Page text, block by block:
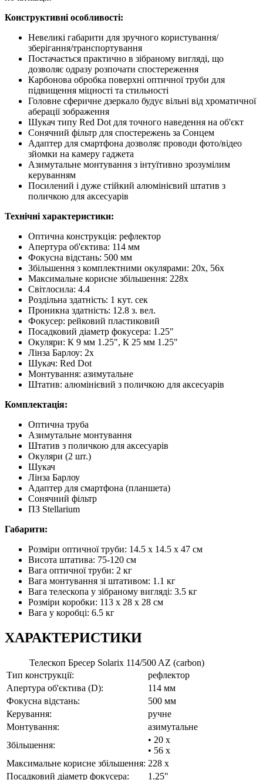
Конструктивні особливості:
Невеликі габарити для зручного користування/
зберігання/транспортування
Постачається практично в зібраному вигляді, що
дозволяє одразу розпочати спостереження
Карбонова обробка поверхні оптичної труби для
підвищення міцності та стильності
Головне сферичне дзеркало будує вільні від хроматичної
аберації зображення
Шукач типу Red Dot для точного наведення на об'єкт
Сонячний фільтр для спостережень за Сонцем
Адаптер для смартфона дозволяє проводи фото/відео
зйомки на камеру гаджета
Азимутальне монтування з інтуїтивно зрозумілим
керуванням
Посилений і дуже стійкий алюмінієвий штатив з
поличкою для аксесуарів
Технічні характеристики:
Оптична конструкція: рефлектор
Апертура об'єктива: 114 мм
Фокусна відстань: 500 мм
Збільшення з комплектними окулярами: 20x, 56х
Максимальне корисне збільшення: 228x
Світлосила: 4.4
Роздільна здатність: 1 кут. сек
Проникна здатність: 12.8 з. вел.
Фокусер: рейковий пластиковий
Посадковий діаметр фокусера: 1.25"
Окуляри: К 9 мм 1.25", К 25 мм 1.25"
Лінза Барлоу: 2х
Шукач: Red Dot
Монтування: азимутальне
Штатив: алюмінієвий з поличкою для аксесуарів
Комплектація:
Оптична труба
Азимутальне монтування
Штатив з поличкою для аксесуарів
Окуляри (2 шт.)
Шукач
Лінза Барлоу
Адаптер для смартфона (планшета)
Сонячний фільтр
ПЗ Stellarium
Габарити:
Розміри оптичної труби: 14.5 х 14.5 х 47 см
Висота штатива: 75-120 см
Вага оптичної труби: 2 кг
Вага монтування зі штативом: 1.1 кг
Вага телескопа у зібраному вигляді: 3.5 кг
Розміри коробки: 113 x 28 x 28 см
Вага у коробці: 6.5 кг
ХАРАКТЕРИСТИКИ
Телескоп Бресер Solarix 114/500 AZ (carbon)
Тип конструкції:
рефлектор
Апертура об'єктива (D):
114 мм
Фокусна відстань:
500 мм
Керування:
ручне
Монтування:
азимутальне
Збільшення:
• 20 x
• 56 x
Максимальне корисне збільшення: 228 x
Посадковий діаметр фокусера:
1.25"